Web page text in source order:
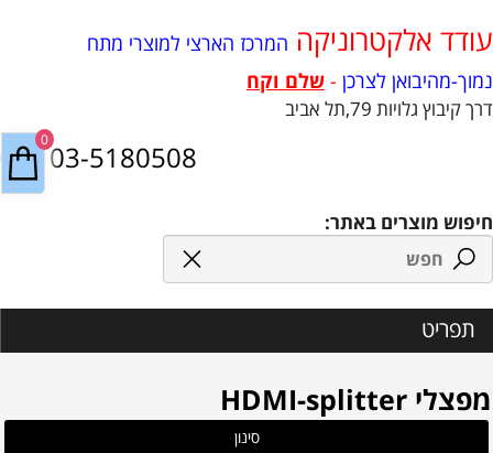
עודד אלקטרוניקה המרכז הארצי למוצרי מתח
נמוך-מהיבואן לצרכן - שלם וקח
דרך קיבוץ גלויות 79,תל אביב
03-5180508
חיפוש מוצרים באתר:
תפריט
מפצלי HDMI-splitter
סינון
0